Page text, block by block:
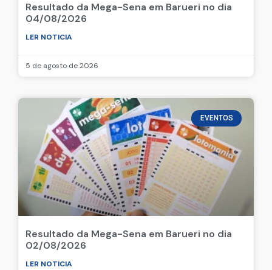
Resultado da Mega-Sena em Barueri no dia
04/08/2026
LER NOTICIA
5 de agosto de 2026
EVENTOS
Resultado da Mega-Sena em Barueri no dia
02/08/2026
LER NOTICIA